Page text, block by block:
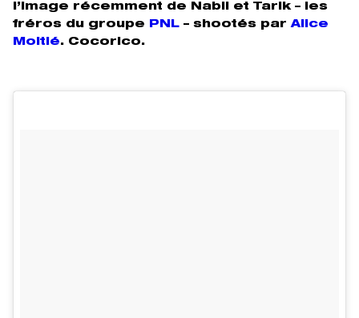
l’image récemment de Nabil et Tarik – les
fréros du groupe
PNL – shootés parAlice
Moitié. Cocorico.